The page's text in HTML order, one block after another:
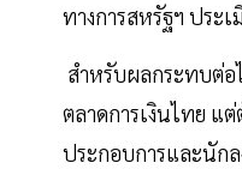
ทางการสหรัฐฯ ประ
สำหรับผลกระทบต่อ
ตลาดการเงินไทย แ
ประกอบการและนักล